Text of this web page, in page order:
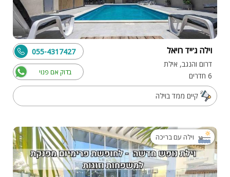
וילה ג'ייד רויאל
דרום והנגב, אילת
6 חדרים
בדוק אם פנוי
055-4317427
קיים ממד בוילה
וילה עם בריכה